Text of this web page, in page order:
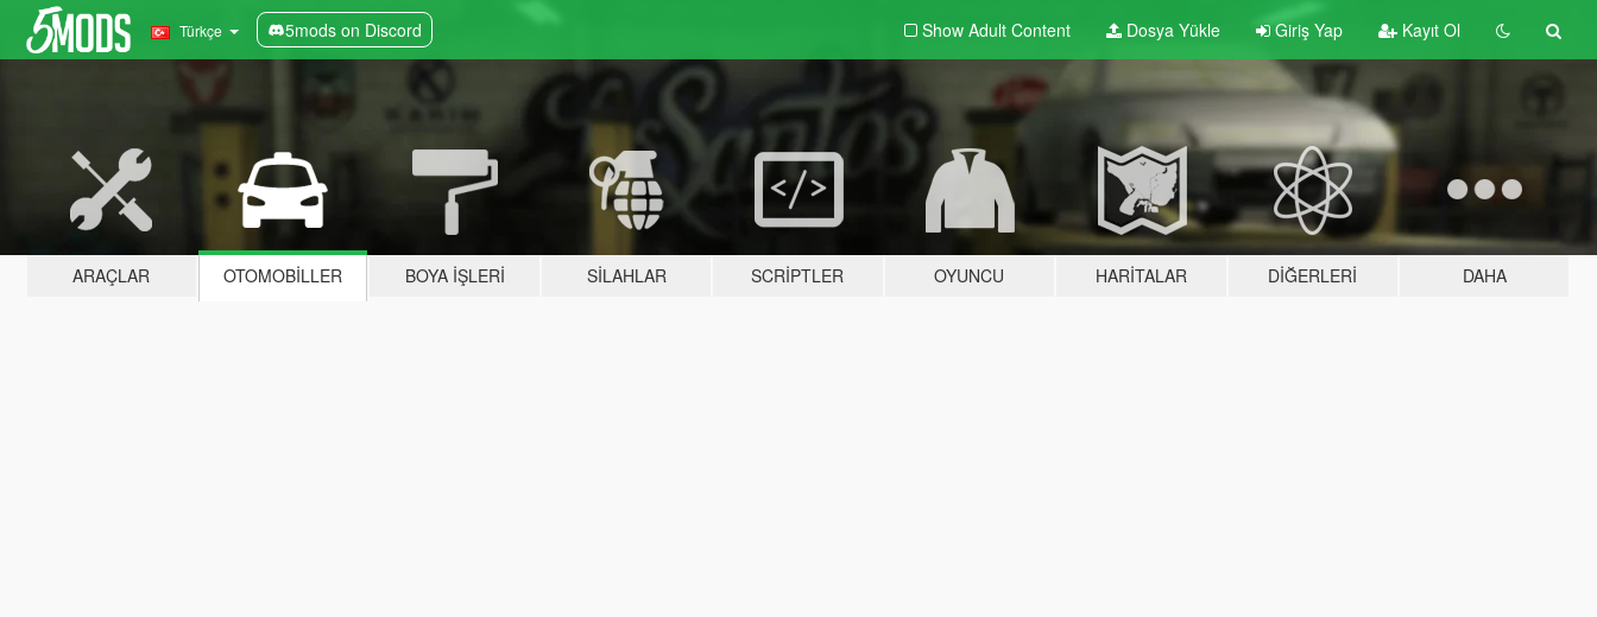
Türkçe 5mods on Discord Show Adult Content Dosya Yükle Giriş Yap Kayıt Ol
ARAÇLAR OTOMOBILLER BOYA İŞLERI SILAHLAR SCRIPTLER OYUNCU HARITALAR DIĞERLERI DAHA